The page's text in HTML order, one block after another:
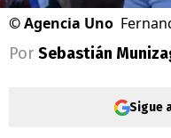
©Agencia Uno
Por Sebastián
Sigue